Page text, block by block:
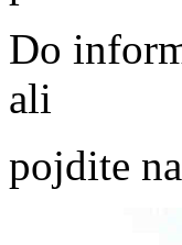
Do
ali
pojdite na